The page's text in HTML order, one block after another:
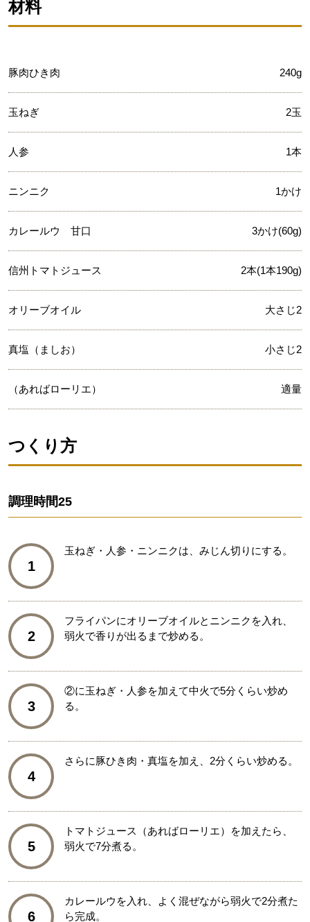
材料
豚肉ひき肉 240g
玉ねぎ 2玉
人参 1本
ニンニク 1かけ
カレールウ 甘口 3かけ(60g)
信州トマトジュース 2本(1本190g)
オリーブオイル 大さじ2
真塩（ましお） 小さじ2
（あればローリエ） 適量
つくり方
調理時間25
1
玉ねぎ・人参・ニンニクは、みじん切りにする。
2
フライパンにオリーブオイルとニンニクを入れ、
弱火で香りが出るまで炒める。
3
②に玉ねぎ・人参を加えて中火で5分くらい炒め
る。
4
さらに豚ひき肉・真塩を加え、2分くらい炒める。
5
トマトジュース（あればローリエ）を加えたら、
弱火で7分煮る。
6
カレールウを入れ、よく混ぜながら弱火で2分煮た
ら完成。